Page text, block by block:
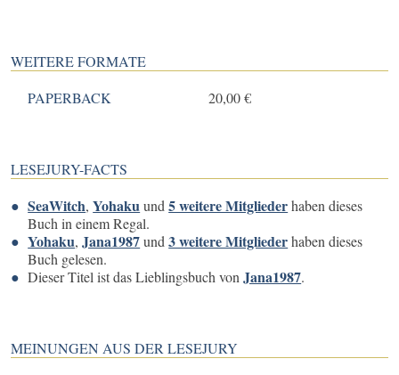
WEITERE FORMATE
PAPERBACK
20,00 €
LESEJURY-FACTS
SeaWitch,Yohakuund5 weitere Mitgliederhaben dieses
Buch in einem Regal.
Yohaku,Jana1987und3 weitere Mitgliederhaben dieses
Buch gelesen.
Dieser Titel ist das Lieblingsbuch vonJana1987.
MEINUNGEN AUS DER LESEJURY